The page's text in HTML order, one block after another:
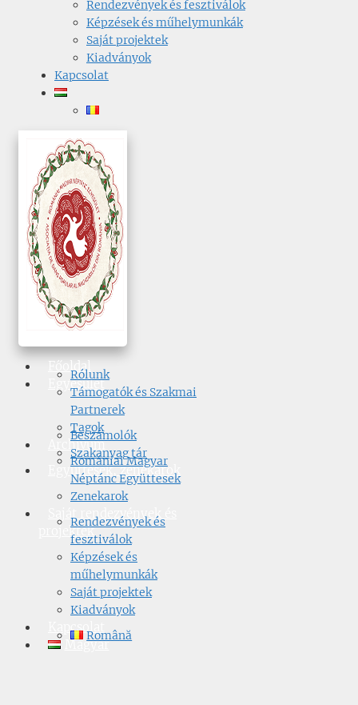
Rendezvények és fesztiválok
Képzések és műhelymunkák
Saját projektek
Kiadványok
Kapcsolat
Főoldal
Egyesület
Rólunk
Támogatók és Szakmai
Partnerek
Tagok
Archívum
Beszámolók
Szakanyag tár
Együttesek, zenekarok
Romániai Magyar
Néptánc Együttesek
Zenekarok
Saját rendezvények és
projektek
Rendezvények és
fesztiválok
Képzések és
műhelymunkák
Saját projektek
Kiadványok
Kapcsolat
Magyar
Română